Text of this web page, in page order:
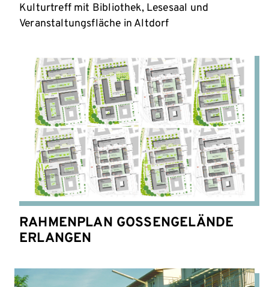
Kulturtreff mit Bibliothek, Lesesaal und
Veranstaltungsfläche in Altdorf
RAHMENPLAN GOSSENGELÄNDE
ERLANGEN